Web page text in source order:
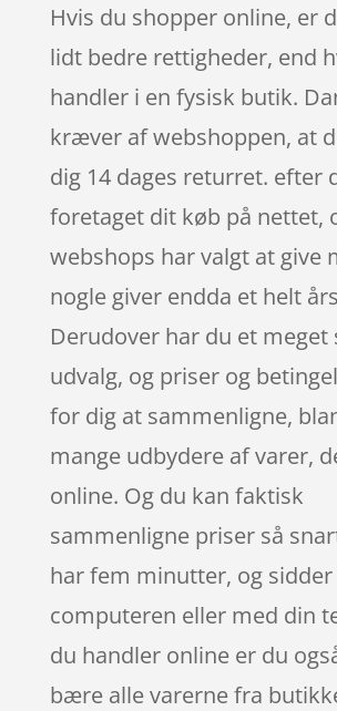
Hvis du shopper online, er
lidt bedre rettigheder, end
handler i en fysisk butik.
kræver af webshoppen, at
dig 14 dages returret. efter
foretaget dit køb på nettet,
webshops har valgt at give
nogle giver endda et helt
Derudover har du et meget
udvalg, og priser og
for dig at sammenligne,
mange udbydere af varer,
online. Og du kan faktisk
sammenligne priser så
har fem minutter, og sidder
computeren eller med din
du handler online er du
bære alle varerne fra